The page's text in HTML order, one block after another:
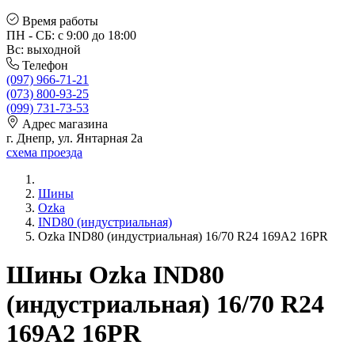
Время работы
ПН - СБ: с 9:00 до 18:00
Вс: выходной
Телефон
(097) 966-71-21
(073) 800-93-25
(099) 731-73-53
Адрес магазина
г. Днепр, ул. Янтарная 2а
схема проезда
Шины
Ozka
IND80 (индустриальная)
Ozka IND80 (индустриальная) 16/70 R24 169A2 16PR
Шины Ozka IND80
(индустриальная) 16/70 R24
169A2 16PR